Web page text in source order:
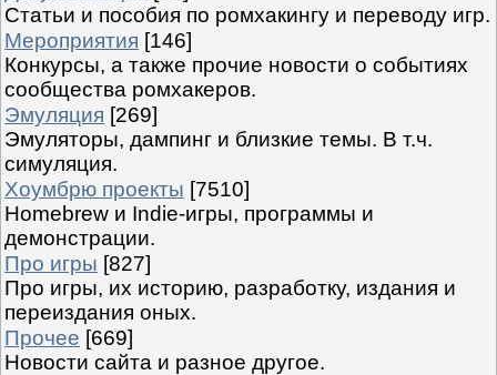
Статьи и пособия по ромхакингу и переводу игр.
Мероприятия [146]
Конкурсы, а также прочие новости о событиях
сообщества ромхакеров.
Эмуляция [269]
Эмуляторы, дампинг и близкие темы. В т.ч.
симуляция.
Хоумбрю проекты [7510]
Homebrew и Indie-игры, программы и
демонстрации.
Про игры [827]
Про игры, их историю, разработку, издания и
переиздания оных.
Прочее [669]
Новости сайта и разное другое.